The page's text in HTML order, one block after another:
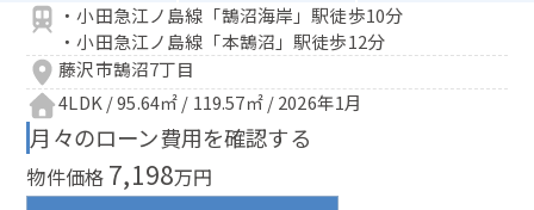
・小田急江ノ島線「鵠沼海岸」駅徒歩10分
・小田急江ノ島線「本鵠沼」駅徒歩12分
藤沢市鵠沼7丁目
4LDK / 95.64㎡ / 119.57㎡ / 2026年1月
月々のローン費用を確認する
物件価格 7,198万円